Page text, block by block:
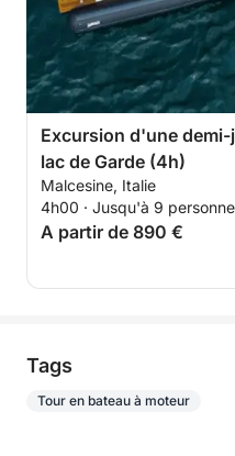
Excursion d'une demi-
lac de Garde (4h)
Malcesine, Italie
4h00 · Jusqu'à 9
A partir de 890 €
Tags
Tour en bateau à moteur